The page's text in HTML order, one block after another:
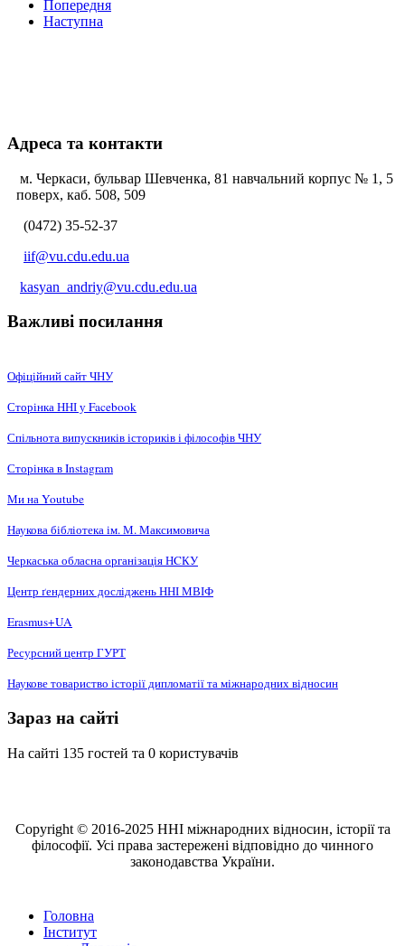
Попередня
Наступна
Адреса та контакти
м. Черкаси, бульвар Шевченка, 81 навчальний корпус № 1, 5
поверх, каб. 508, 509
(0472) 35-52-37
iif@vu.cdu.edu.ua
kasyan_andriy@vu.cdu.edu.ua
Важливі посилання
Офіційний сайт ЧНУ
Сторінка ННІ у Facebook
Спільнота випускників істориків і філософів ЧНУ
Сторінка в Instagram
Ми на Youtube
Наукова бібліотека ім. М. Максимовича
Черкаська обласна організація НCКУ
Центр ґендерних досліджень ННІ МВІФ
Erasmus+UA
Ресурсний центр ГУРТ
Наукове товариство історії дипломатії та міжнародних відносин
Зараз на сайті
На сайті 135 гостей та 0 користувачів
Copyright © 2016-2025 ННІ міжнародних відносин, історії та
філософії. Усі права застережені відповідно до чинного
законодавства України.
Головна
Інститут